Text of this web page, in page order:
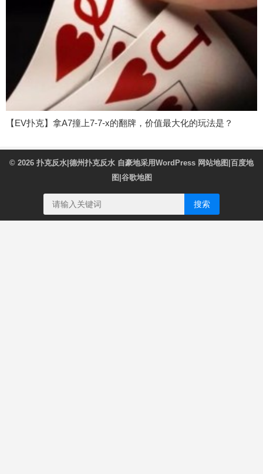
【EV扑克】拿A7撞上7-7-x的翻牌，价值最大化的玩法是？
© 2026 扑克反水|德州扑克反水 自豪地采用WordPress 网站地图 百度地
图 谷歌地图
搜索